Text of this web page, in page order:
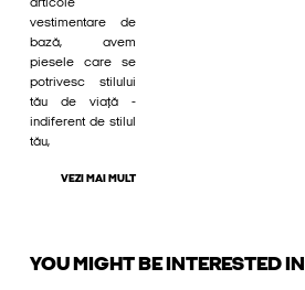
articole
vestimentare de
bază, avem
piesele care se
potrivesc stilului
tău de viață -
indiferent de stilul
tău,
VEZI MAI MULT
YOU MIGHT BE INTERESTED IN